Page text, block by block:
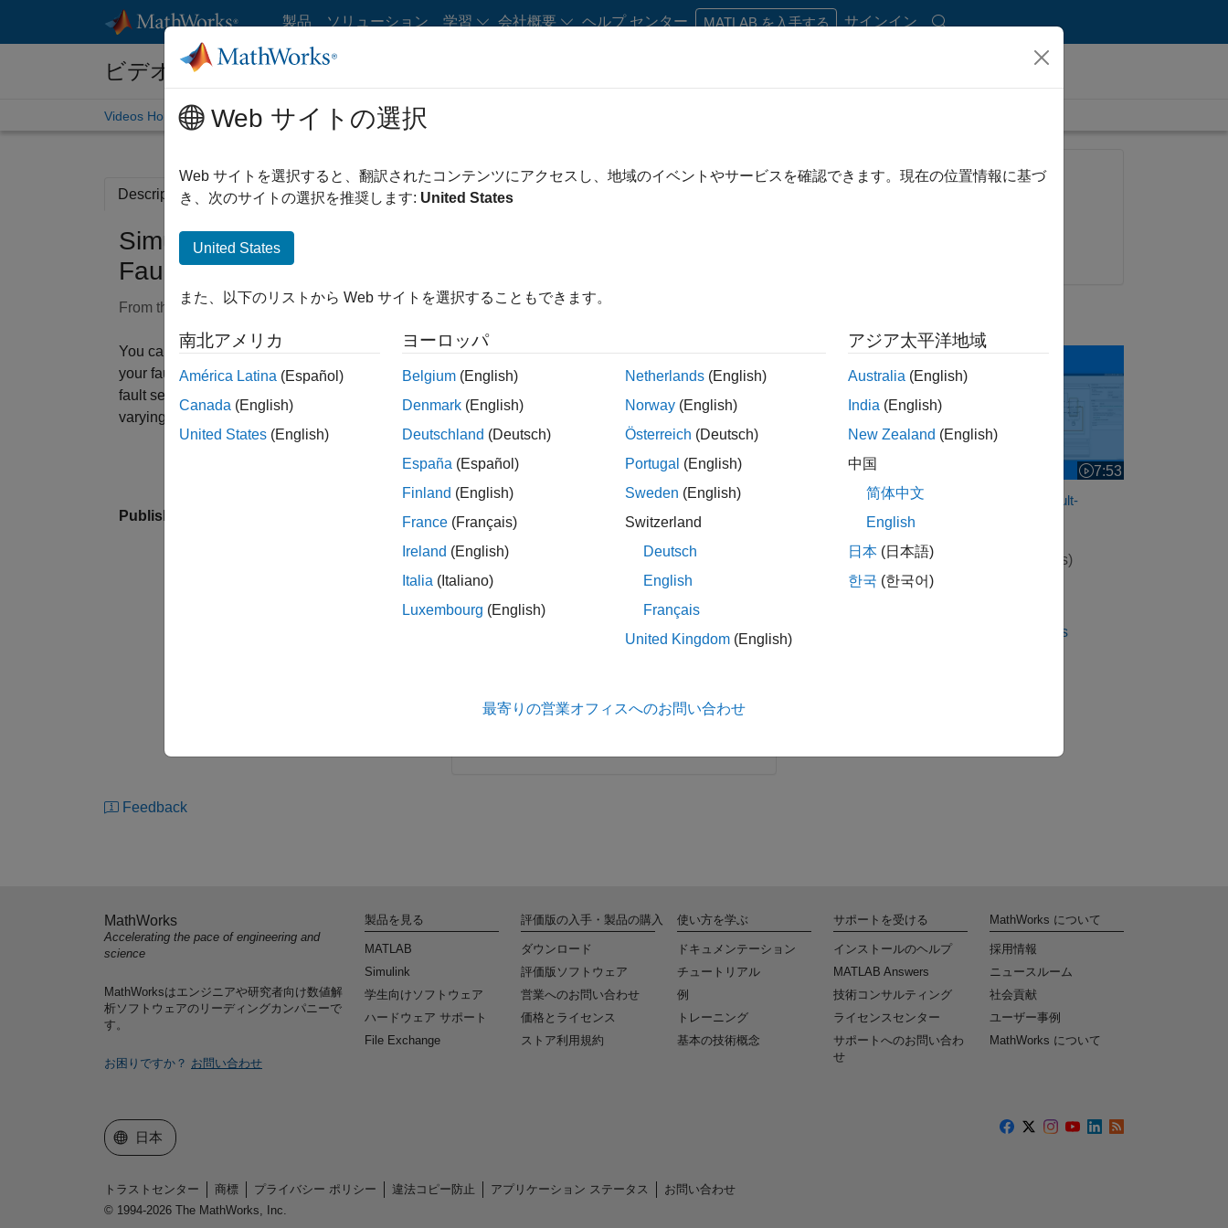
コンテンツへスキップ
製品 ソリューション 学習 会社概要 ヘルプ センター MATLAB を入手する サインイン
ビデオ
Videos Home Search
Description Full Transcript Related Resources
Simulink Fault Analyzer Essentials, Part 4: Conduct a
Fault Sensitivity Study
From the series:Simulink Fault Analyzer Essentials
You can use Simulink Fault Analyzer™ to conduct a fault sensitivity study to analyze how sensitive
your fault detection and mitigation logic are when abnormal behavior varies. Learn how to conduct a
fault sensitivity study using the Multiple Simulations panel by adding faults to a design study and
varying fault behavior across a suite of simulations.
Published: 23 Aug 2023
Conduct Fault Sensitivity Study on
Warehouse Robot
Feedback
FEATURED PRODUCT
7:53
Video length is 7:53
Part 5: Analyze Faults in a Fault-
Tolerant Fuel System
View full series (6 Videos)
View more related videos
Web サイトの選択
Web サイトを選択すると、翻訳されたコンテンツにアクセスし、地域のイベントやサービスを確認できます。現在の位置情報に基づ
き、次のサイトの選択を推奨します: United States
United States
また、以下のリストから Web サイトを選択することもできます。
南北アメリカ
América Latina (Español)
Canada (English)
United States (English)
ヨーロッパ
Belgium (English)
Denmark (English)
Deutschland (Deutsch)
España (Español)
Finland (English)
France (Français)
Ireland (English)
Italia (Italiano)
Luxembourg (English)
Netherlands (English)
Norway (English)
Österreich (Deutsch)
Portugal (English)
Sweden (English)
Switzerland
Deutsch
English
Français
United Kingdom (English)
アジア太平洋地域
Australia (English)
India (English)
New Zealand (English)
中国
简体中文
English
日本 (日本語)
한국 (한국어)
最寄りの営業オフィスへのお問い合わせ
MathWorks
Accelerating the pace of engineering and
science
MathWorksはエンジニアや研究者向け数値解
析ソフトウェアのリーディングカンパニーで
す。
お困りですか？ お問い合わせ
製品を見る
MATLAB
Simulink
学生向けソフトウェア
ハードウェア サポート
File Exchange
評価版の入手・製品の購入
ダウンロード
評価版ソフトウェア
営業へのお問い合わせ
価格とライセンス
ストア利用規約
使い方を学ぶ
ドキュメンテーション
チュートリアル
例
トレーニング
基本の技術概念
サポートを受ける
インストールのヘルプ
MATLAB Answers
技術コンサルティング
ライセンスセンター
サポートへのお問い合わ
せ
MathWorks について
採用情報
ニュースルーム
社会貢献
ユーザー事例
MathWorks について
Web サイトの選択
日本
トラストセンター 商標 プライバシー ポリシー 違法コピー防止 アプリケーション ステータス
お問い合わせ
© 1994-2026 The MathWorks, Inc.